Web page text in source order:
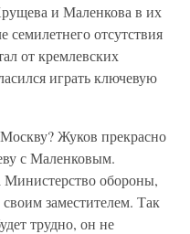
и Маленкова в их
семилетнего отсутствия
от кремлевских
играть ключевую
Жуков прекрасно
с Маленковым.
Министерство обороны,
заместителем. Так
трудно, он не